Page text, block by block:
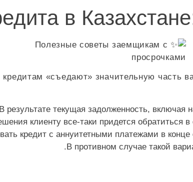
в
«съедают» значительную часть
В результате текущая задолженность,
клиенту все-таки придется обратиться
кредит с аннуитетными платежами в конце
В противном случае такой